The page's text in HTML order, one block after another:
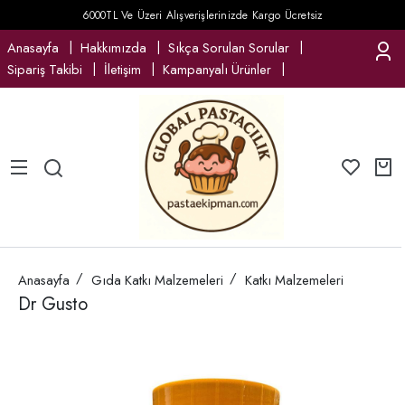
6000TL Ve Üzeri Alışverişlerinizde Kargo Ücretsiz
Anasayfa Hakkımızda
Sıkça Sorulan Sorular
Sipariş Takibi
İletişim Kampanyalı Ürünler
Anasayfa Gıda Katkı Malzemeleri Katkı Malzemeleri
Dr Gusto